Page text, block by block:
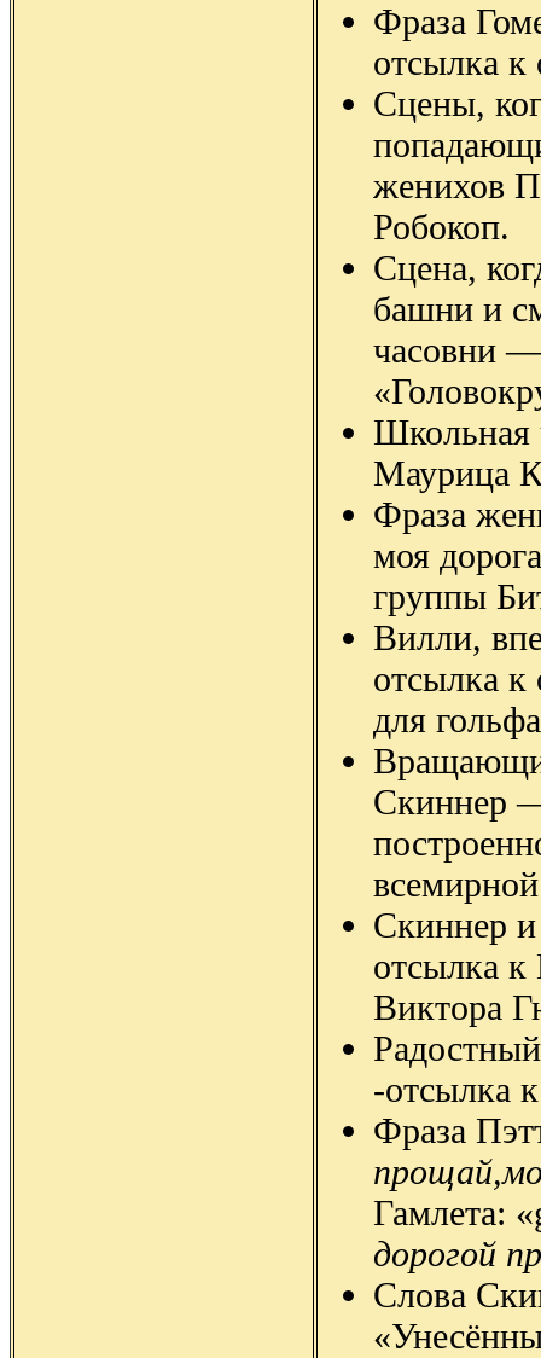
Фраза
отсылка к
Сцены,
женихов
Робокоп.
Сцена,
башни и
часовни
Школьная
Маурица
Фраза
моя
группы
Вилли,
отсылка
для
Скиннер
Скиннер
отсылка к
Виктора
-отсылка
Фраза
Гамлета:
дорогой
Слова